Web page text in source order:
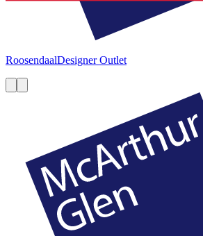
RoosendaalDesigner Outlet